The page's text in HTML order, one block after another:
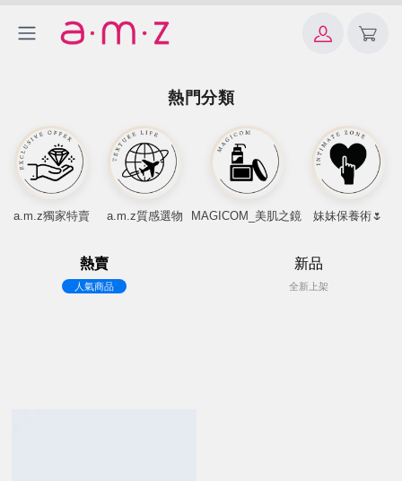
熱門分類
a.m.z獨家特賣 a.m.z質感選物 MAGICOM_美肌之鏡 妹妹保養術🌷
熱賣
人氣商品
新品
全新上架